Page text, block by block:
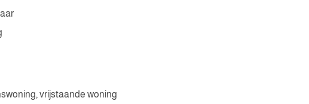
vrijstaande woning